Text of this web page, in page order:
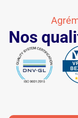
Nos